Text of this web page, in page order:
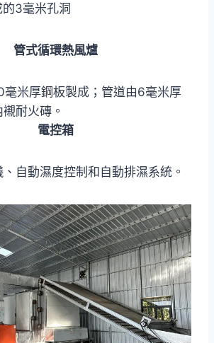
3毫米孔洞
管式循環熱風爐
毫米厚鋼板製成；管道由6毫米厚
耐火磚。
電控箱
自動濕度控制和自動排濕系統。